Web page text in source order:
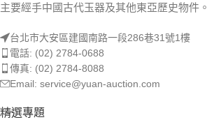
主要經手中國古代玉器及其他東亞歷史物件。
台北市大安區建國南路一段286巷31號1樓
電話: (02) 2784-0688
傳真: (02) 2784-8088
Email: service@yuan-auction.com
精選專題